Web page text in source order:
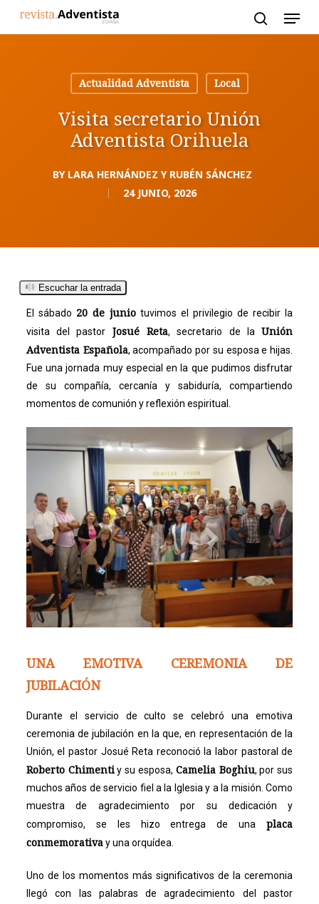
Actualidad Adventista
Local
Visita secretario Unión
Adventista Orihuela
BY LARA HERNÁNDEZ Y RUBÉN SÁNCHEZ
24 JUNIO, 2026
Escuchar la entrada
El sábado 20 de juniotuvimos el privilegio de recibir la
visita del pastor Josué Reta, secretario de laUnión
Adventista Española, acompañado por su esposa e hijas.
Fue una jornada muy especial en la que pudimos disfrutar
de su compañía, cercanía y sabiduría, compartiendo
momentos de comunión y reflexión espiritual.
UNA EMOTIVA CEREMONIA DE
JUBILACIÓN
Durante el servicio de culto se celebró una emotiva
ceremonia de jubilación en la que, en representación de la
Unión, el pastor Josué Reta reconoció la labor pastoral de
Roberto Chimentiy su esposa, Camelia Boghiu, por sus
muchos años de servicio fiel a la Iglesia y a la misión. Como
muestra de agradecimiento por su dedicación y
compromiso, se les hizo entrega de unaplaca
conmemorativay una orquídea.
Uno de los momentos más significativos de la ceremonia
llegó con las palabras de agradecimiento del pastor